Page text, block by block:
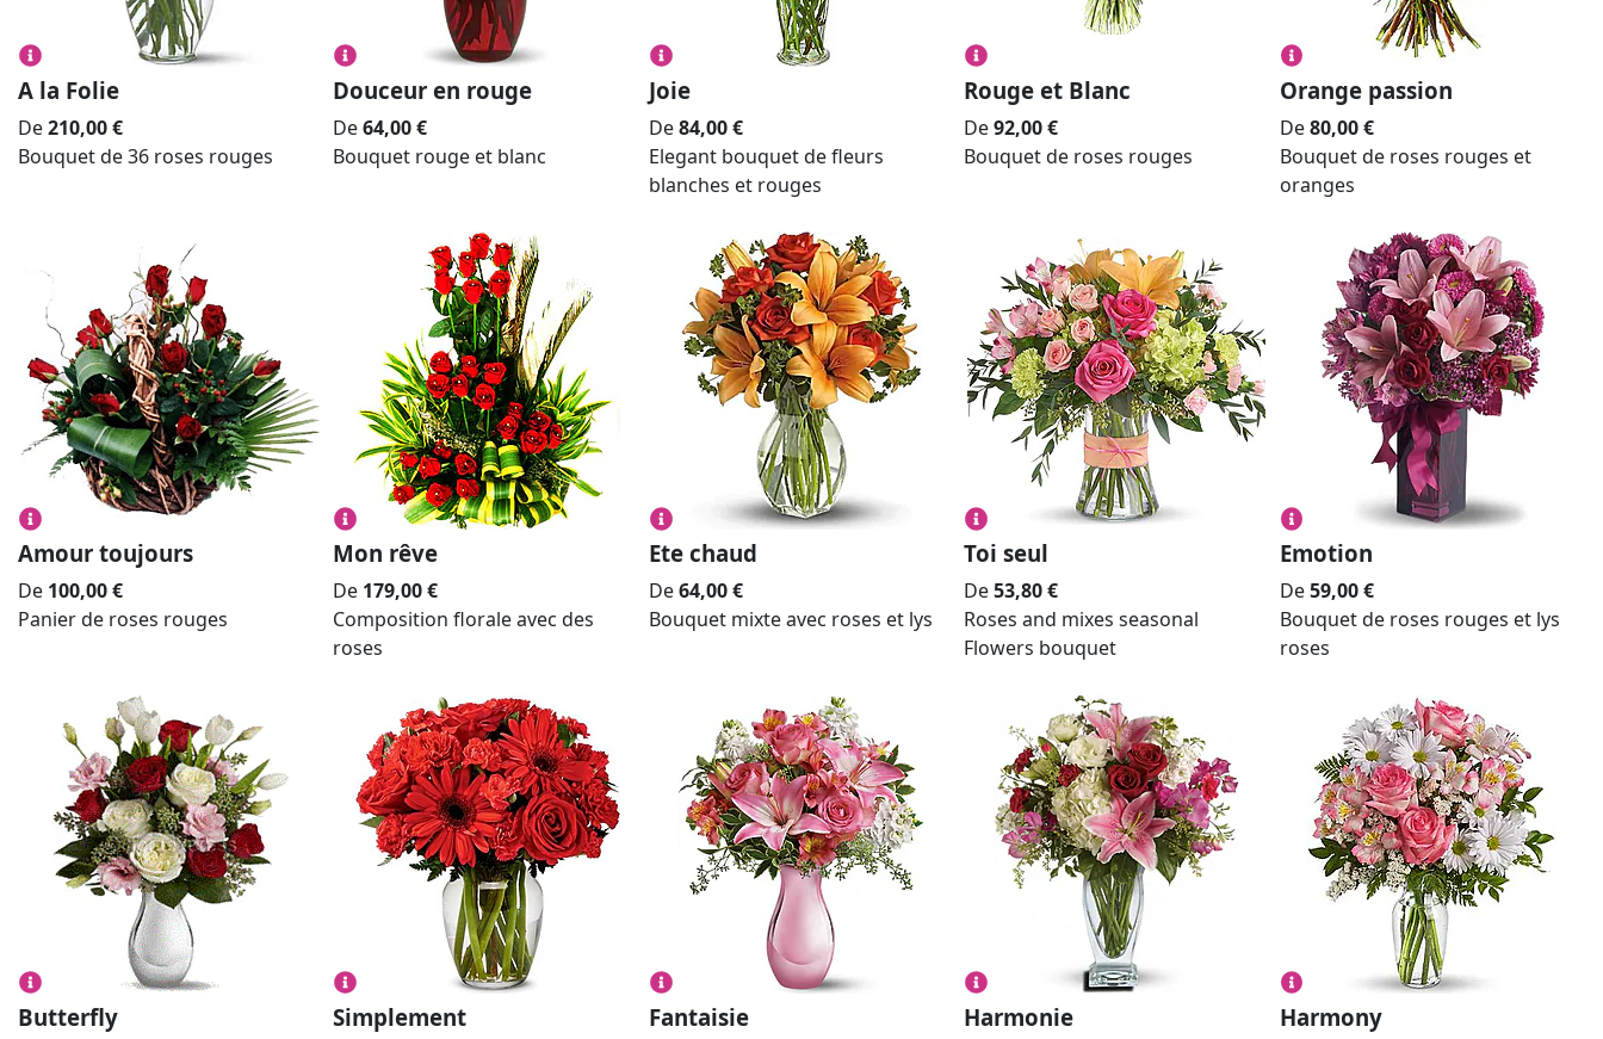
A la Folie
De210,00€
Bouquet de 36 roses rouges
Douceur en rouge
De64,00€
Bouquet rouge et blanc
Joie
De84,00€
Elegant bouquet de fleurs
blanches et rouges
Rouge et Blanc
De92,00€
Bouquet de roses rouges
Orange passion
De80,00 €
Bouquet de roses rouges et
oranges
Amour toujours
De 100,00€
Panier de roses rouges
Mon rêve
De 179,00€
Composition florale avec des
roses
Ete chaud
De64,00€
Bouquet mixte avec roses et lys
Toi seul
De53,80€
Roses and mixes seasonal
Flowers bouquet
Emotion
De59,00 €
Bouquet de roses rouges et lys
roses
Butterfly Simplement Fantaisie Harmonie Harmony